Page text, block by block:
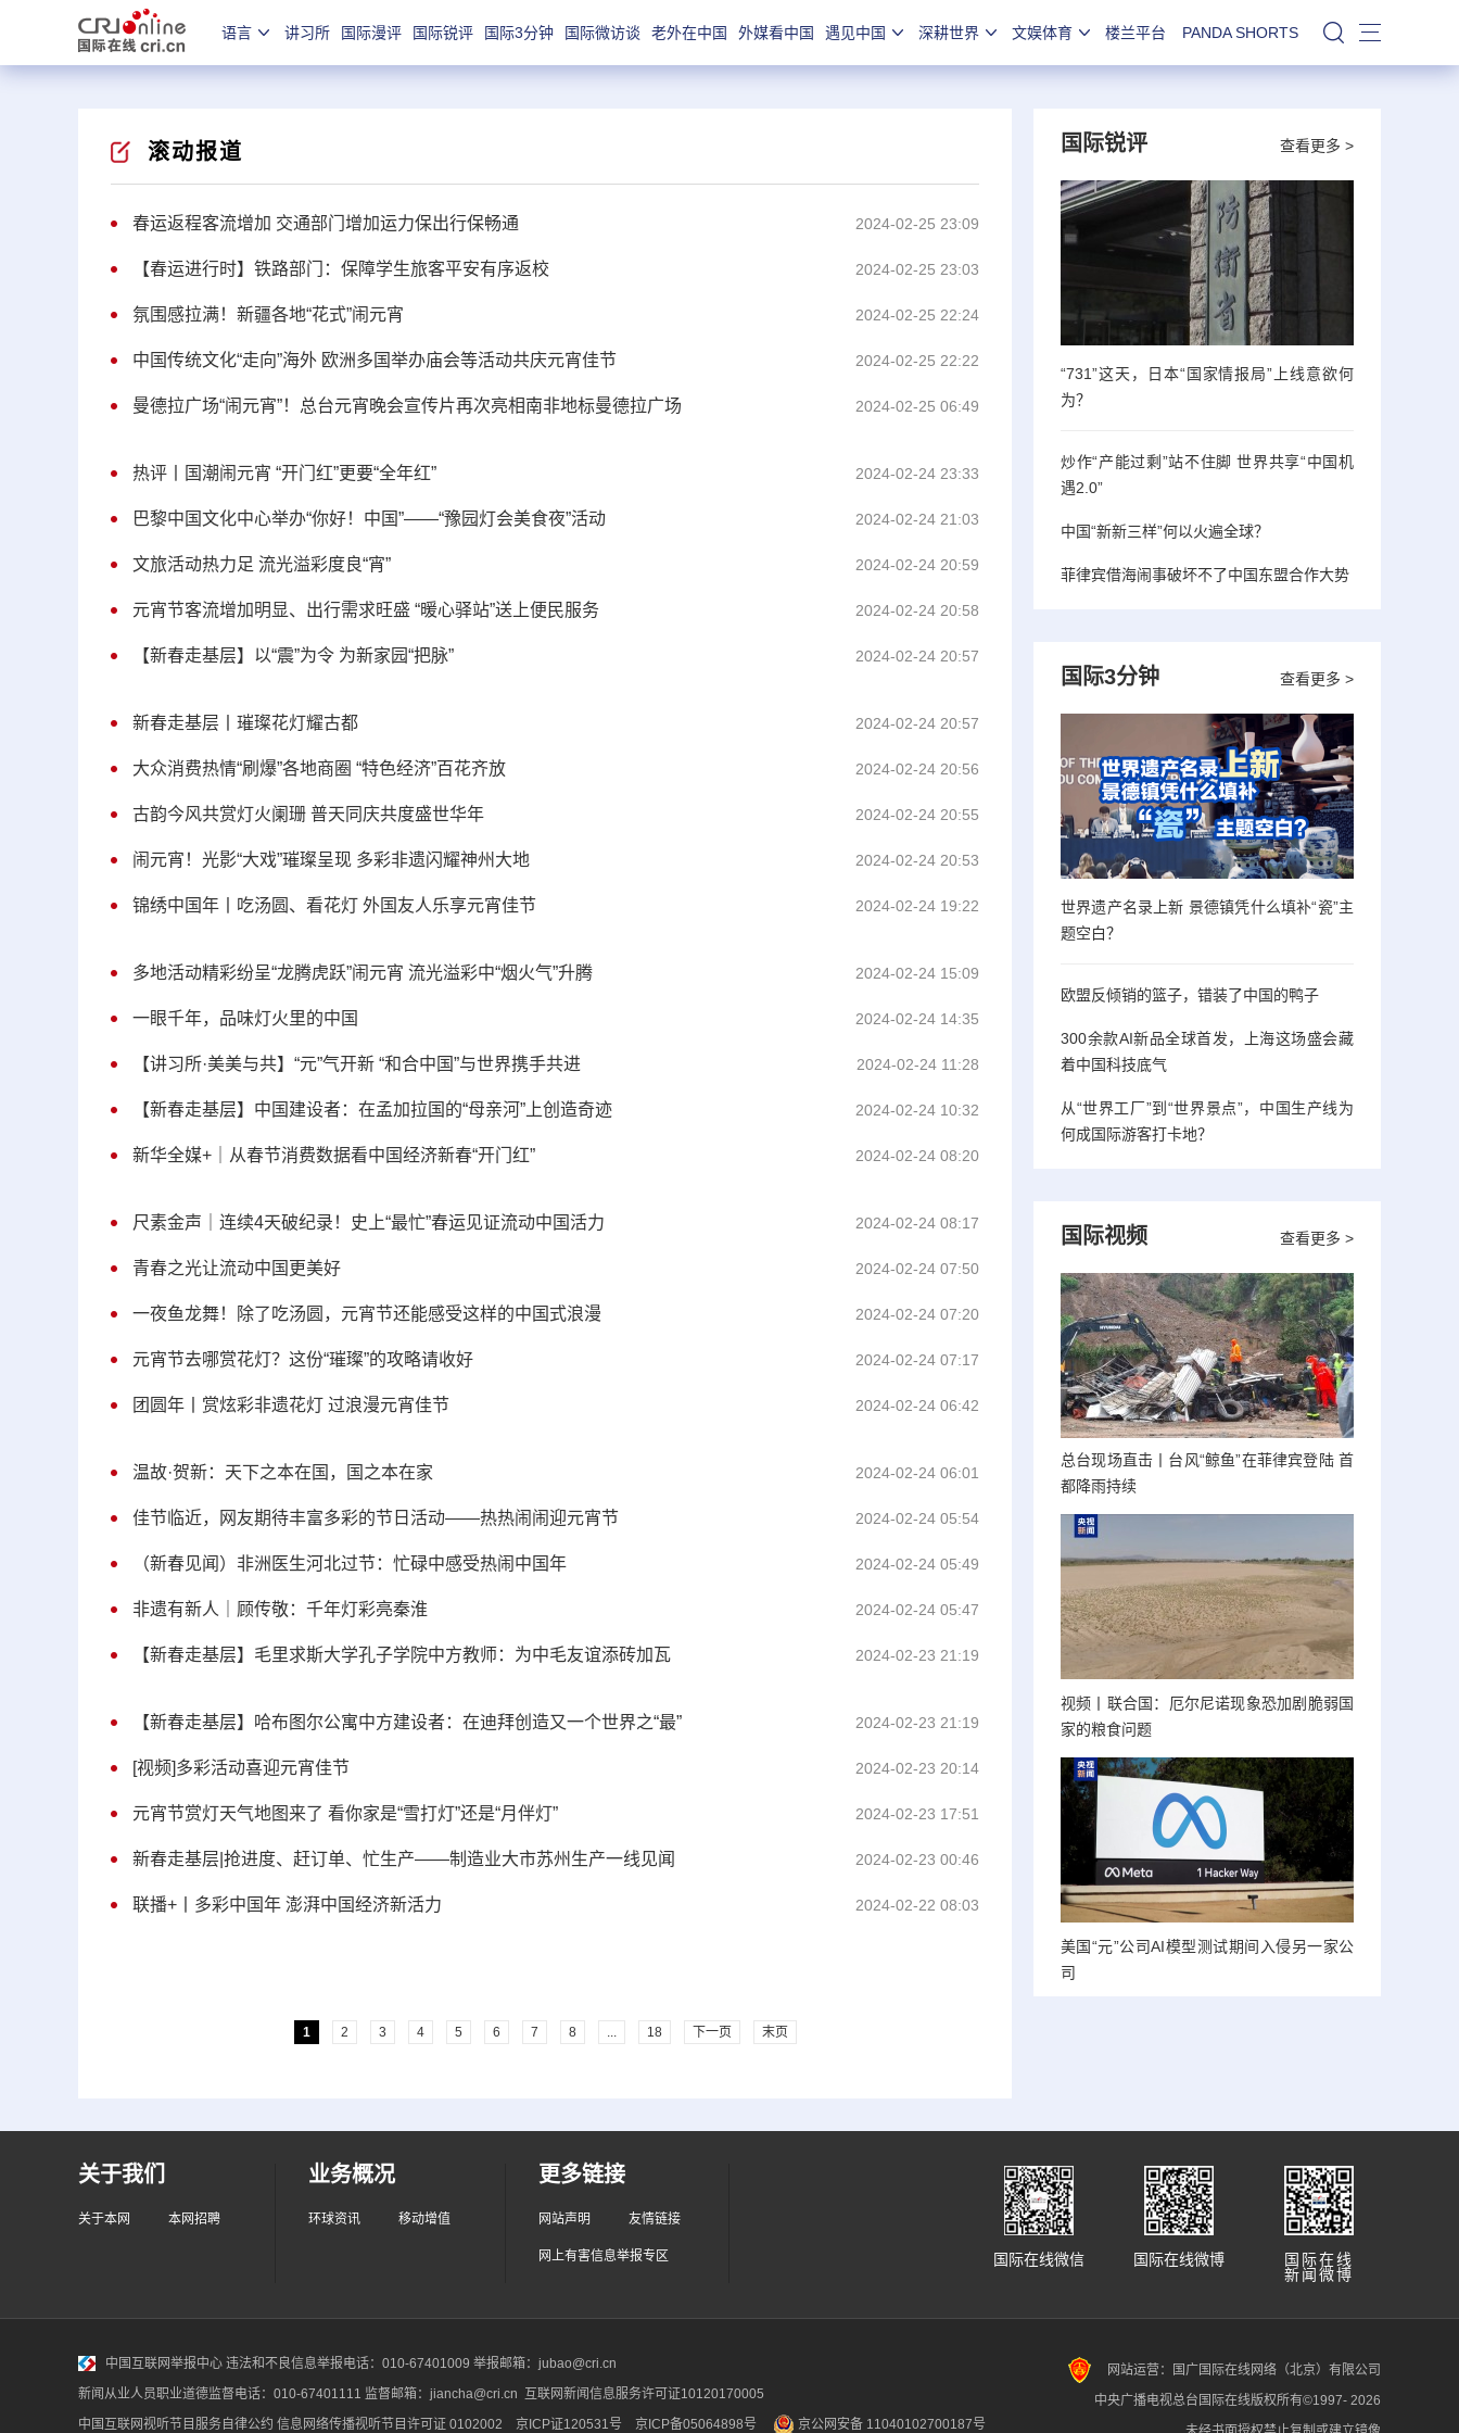
语言 讲习所 国际漫评 国际锐评 国际3分钟 国际微访谈 老外在中国 外媒看中国 遇见中国 深耕世界 文娱体育 楼兰平台 PANDA SHORTS 站内搜索
滚动报道
春运返程客流增加 交通部门增加运力保出行保畅通 2024-02-25 23:09
【春运进行时】铁路部门：保障学生旅客平安有序返校 2024-02-25 23:03
氛围感拉满！新疆各地“花式”闹元宵 2024-02-25 22:24
中国传统文化“走向”海外 欧洲多国举办庙会等活动共庆元宵佳节 2024-02-25 22:22
曼德拉广场“闹元宵”！总台元宵晚会宣传片再次亮相南非地标曼德拉广场 2024-02-25 06:49
热评丨国潮闹元宵 “开门红”更要“全年红” 2024-02-24 23:33
巴黎中国文化中心举办“你好！中国”——“豫园灯会美食夜”活动 2024-02-24 21:03
文旅活动热力足 流光溢彩度良“宵” 2024-02-24 20:59
元宵节客流增加明显、出行需求旺盛 “暖心驿站”送上便民服务 2024-02-24 20:58
【新春走基层】以“震”为令 为新家园“把脉” 2024-02-24 20:57
新春走基层丨璀璨花灯耀古都 2024-02-24 20:57
大众消费热情“刷爆”各地商圈 “特色经济”百花齐放 2024-02-24 20:56
古韵今风共赏灯火阑珊 普天同庆共度盛世华年 2024-02-24 20:55
闹元宵！光影“大戏”璀璨呈现 多彩非遗闪耀神州大地 2024-02-24 20:53
锦绣中国年丨吃汤圆、看花灯 外国友人乐享元宵佳节 2024-02-24 19:22
多地活动精彩纷呈“龙腾虎跃”闹元宵 流光溢彩中“烟火气”升腾 2024-02-24 15:09
一眼千年，品味灯火里的中国 2024-02-24 14:35
【讲习所·美美与共】“元”气开新 “和合中国”与世界携手共进 2024-02-24 11:28
【新春走基层】中国建设者：在孟加拉国的“母亲河”上创造奇迹 2024-02-24 10:32
新华全媒+｜从春节消费数据看中国经济新春“开门红” 2024-02-24 08:20
尺素金声｜连续4天破纪录！史上“最忙”春运见证流动中国活力 2024-02-24 08:17
青春之光让流动中国更美好 2024-02-24 07:50
一夜鱼龙舞！除了吃汤圆，元宵节还能感受这样的中国式浪漫 2024-02-24 07:20
元宵节去哪赏花灯？这份“璀璨”的攻略请收好 2024-02-24 07:17
团圆年丨赏炫彩非遗花灯 过浪漫元宵佳节 2024-02-24 06:42
温故·贺新：天下之本在国，国之本在家 2024-02-24 06:01
佳节临近，网友期待丰富多彩的节日活动——热热闹闹迎元宵节 2024-02-24 05:54
（新春见闻）非洲医生河北过节：忙碌中感受热闹中国年 2024-02-24 05:49
非遗有新人｜顾传敬：千年灯彩亮秦淮 2024-02-24 05:47
【新春走基层】毛里求斯大学孔子学院中方教师：为中毛友谊添砖加瓦 2024-02-23 21:19
【新春走基层】哈布图尔公寓中方建设者：在迪拜创造又一个世界之“最” 2024-02-23 21:19
[视频]多彩活动喜迎元宵佳节 2024-02-23 20:14
元宵节赏灯天气地图来了 看你家是“雪打灯”还是“月伴灯” 2024-02-23 17:51
新春走基层|抢进度、赶订单、忙生产——制造业大市苏州生产一线见闻 2024-02-23 00:46
联播+丨多彩中国年 澎湃中国经济新活力 2024-02-22 08:03
1 2 3 4 5 6 7 8 ... 18 下一页 末页
查看更多 >
国际锐评
“731”这天，日本“国家情报局”上线意欲何
为？
炒作“产能过剩”站不住脚 世界共享“中国机
遇2.0”
中国“新新三样”何以火遍全球？
菲律宾借海闹事破坏不了中国东盟合作大势
查看更多 >
国际3分钟
世界遗产名录上新 景德镇凭什么填补“瓷”主
题空白？
欧盟反倾销的篮子，错装了中国的鸭子
300余款AI新品全球首发，上海这场盛会藏
着中国科技底气
从“世界工厂”到“世界景点”，中国生产线为
何成国际游客打卡地？
查看更多 >
国际视频
总台现场直击丨台风“鲸鱼”在菲律宾登陆 首
都降雨持续
视频丨联合国：厄尔尼诺现象恐加剧脆弱国
家的粮食问题
美国“元”公司AI模型测试期间入侵另一家公
司
关于我们
关于本网 本网招聘
业务概况
环球资讯 移动增值
更多链接
网站声明 友情链接
网上有害信息举报专区
国际在线
新闻微博
国际在线微博
国际在线微信
中国互联网举报中心 违法和不良信息举报电话：010-67401009 举报邮箱：jubao@cri.cn
新闻从业人员职业道德监督电话：010-67401111 监督邮箱：jiancha@cri.cn 互联网新闻信息服务许可证10120170005
中国互联网视听节目服务自律公约 信息网络传播视听节目许可证 0102002 京ICP证120531号 京ICP备05064898号 京公网安备 11040102700187号
网站运营：国广国际在线网络（北京）有限公司
中央广播电视总台国际在线版权所有©1997- 2026